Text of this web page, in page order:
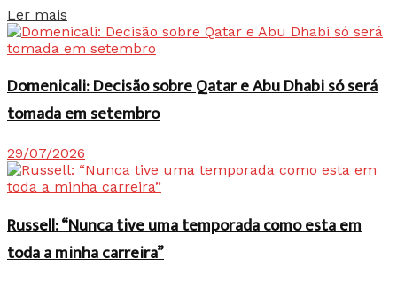
Ler mais
Domenicali: Decisão sobre Qatar e Abu Dhabi só será
tomada em setembro
29/07/2026
Russell: “Nunca tive uma temporada como esta em
toda a minha carreira”